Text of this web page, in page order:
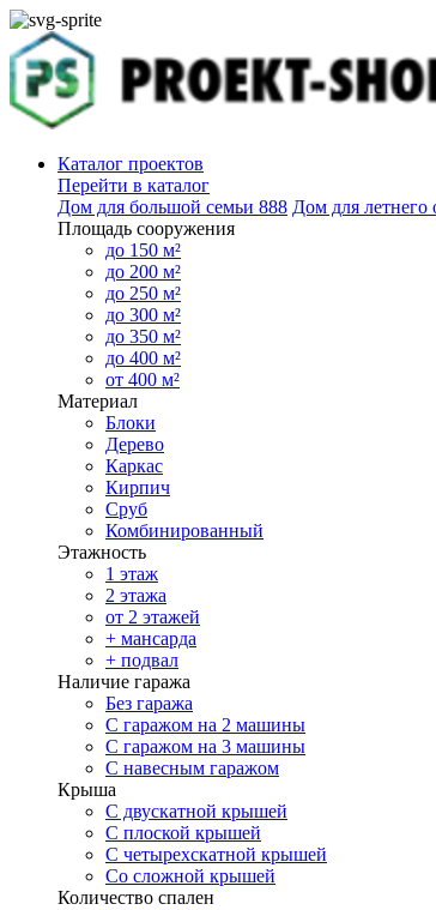
Каталог проектов
Перейти в каталог
Дом для большой семьи 888 Дом для летнего
Площадь сооружения
до 150 м²
до 200 м²
до 250 м²
до 300 м²
до 350 м²
до 400 м²
от 400 м²
Материал
Блоки
Дерево
Каркас
Кирпич
Сруб
Комбинированный
Этажность
1 этаж
2 этажа
от 2 этажей
+ мансарда
+ подвал
Наличие гаража
Без гаража
С гаражом на 2 машины
С гаражом на 3 машины
С навесным гаражом
Крыша
С двускатной крышей
С плоской крышей
С четырехскатной крышей
Со сложной крышей
Количество спален